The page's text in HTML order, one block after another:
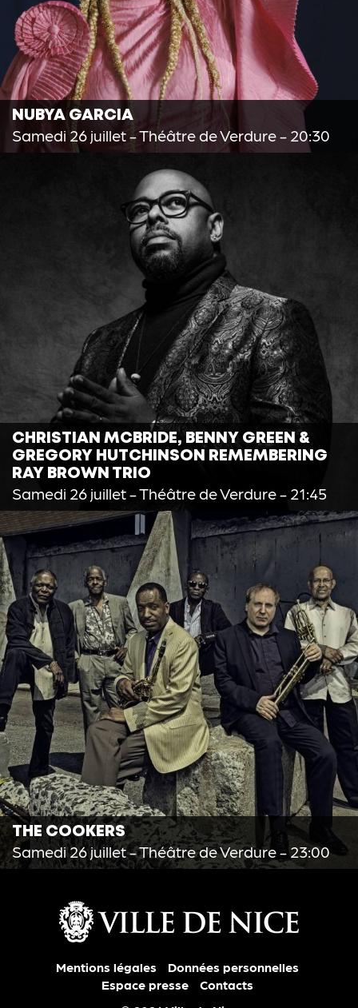
NUBYA GARCIA
Samedi 26 juillet- Théâtre de Verdure - 20:30
CHRISTIAN MCBRIDE, BENNY GREEN &
GREGORY HUTCHINSON REMEMBERING
RAY BROWN TRIO
Samedi 26 juillet- Théâtre de Verdure - 21:45
THE COOKERS
Samedi 26 juillet- Théâtre de Verdure - 23:00
Mentions légales
Données personnelles
Espace presse
Contacts